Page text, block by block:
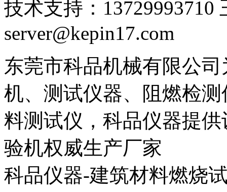
技术支持：13729993710
server@kepin17.com
东莞市科品机械有限公
机、测试仪器、阻燃检
料测试仪，科品仪器提
验机权威生产厂家
科品仪器-建筑材料燃烧